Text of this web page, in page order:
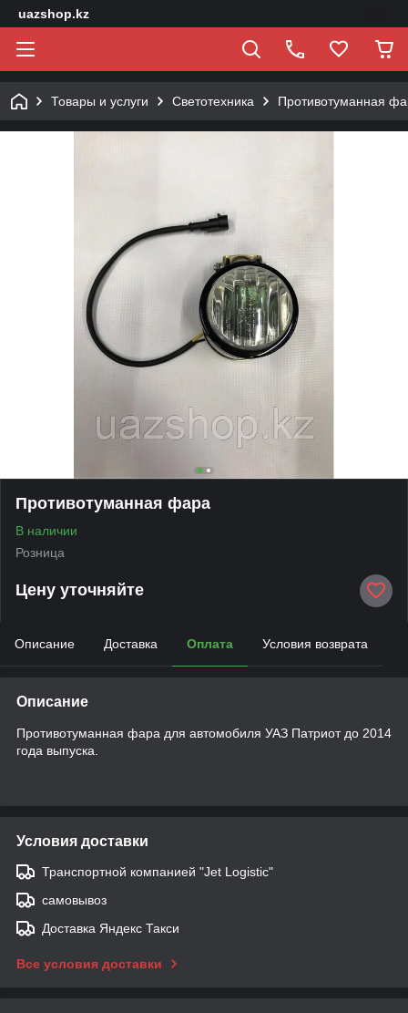
uazshop.kz
Товары и услуги Светотехника Противотуманная
Противотуманная фара
В наличии
Розница
Цену уточняйте
Описание Доставка Оплата Условия возврата
Описание
Противотуманная фара для автомобиля УАЗ Патриот до 2014
года выпуска.
Условия доставки
Транспортной компанией "Jet Logistic"
самовывоз
Доставка Яндекс Такси
Все условия доставки